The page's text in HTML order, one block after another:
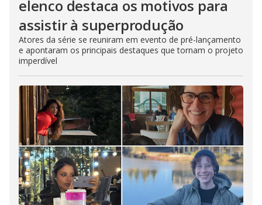
elenco destaca os motivos para
assistir à superprodução
Atores da série se reuniram em evento de pré-lançamento
e apontaram os principais destaques que tornam o projeto
imperdível